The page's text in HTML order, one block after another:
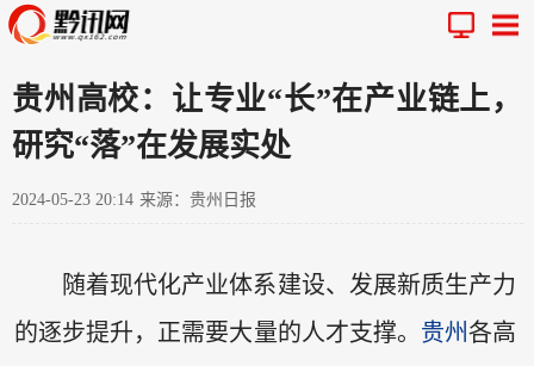
贵州高校：让专业“长”在产业链上，
研究“落”在发展实处
2024-05-23 20:14 来源：贵州日报
随着现代化产业体系建设、发展新质生产力
的逐步提升，正需要大量的人才支撑。 贵州各高